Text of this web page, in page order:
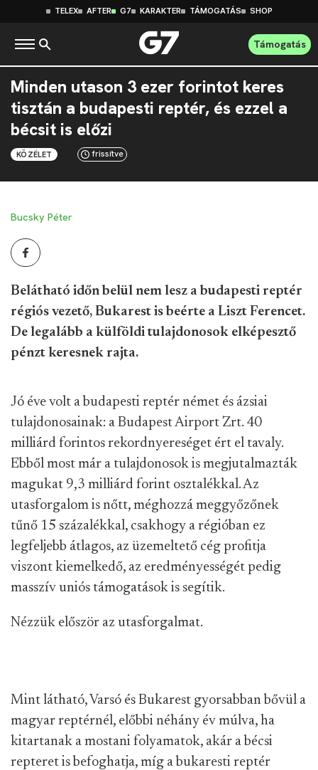
TELEX AFTER G7 KARAKTER TÁMOGATÁS SHOP
Támogatás
Minden utason 3 ezer forintot keres
tisztán a budapesti reptér, és ezzel a
bécsit is előzi
KÖZÉLET frissítve
Bucsky Péter
Belátható időn belül nem lesz a budapesti reptér
régiós vezető, Bukarest is beérte a Liszt Ferencet.
De legalább a külföldi tulajdonosok elképesztő
pénzt keresnek rajta.
Jó éve volt a budapesti reptér német és ázsiai
tulajdonosainak: a Budapest Airport Zrt. 40
milliárd forintos rekordnyereséget ért el tavaly.
Ebből most már a tulajdonosok is megjutalmazták
magukat 9,3 milliárd forint osztalékkal. Az
utasforgalom is nőtt, méghozzá meggyőzőnek
tűnő 15 százalékkal, csakhogy a régióban ez
legfeljebb átlagos, az üzemeltető cég profitja
viszont kiemelkedő, az eredményességét pedig
masszív uniós támogatások is segítik.
Nézzük először az utasforgalmat.
Mint látható, Varsó és Bukarest gyorsabban bővül a
magyar reptérnél, előbbi néhány év múlva, ha
kitartanak a mostani folyamatok, akár a bécsi
repteret is befoghatja, míg a bukaresti reptér